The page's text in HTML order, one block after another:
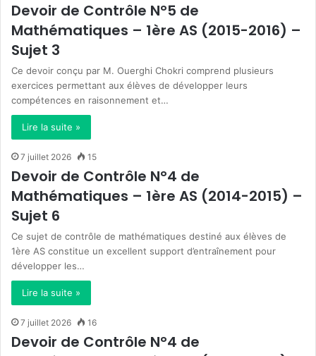
Devoir de Contrôle N°5 de
Mathématiques – 1ère AS (2015-2016) –
Sujet 3
Ce devoir conçu par M. Ouerghi Chokri comprend plusieurs
exercices permettant aux élèves de développer leurs
compétences en raisonnement et…
Lire la suite »
7 juillet 2026 15
Devoir de Contrôle N°4 de
Mathématiques – 1ère AS (2014-2015) –
Sujet 6
Ce sujet de contrôle de mathématiques destiné aux élèves de
1ère AS constitue un excellent support d’entraînement pour
développer les…
Lire la suite »
7 juillet 2026 16
Devoir de Contrôle N°4 de